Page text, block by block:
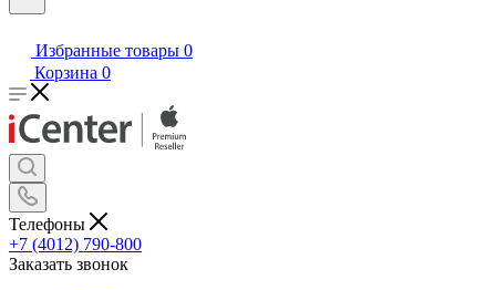
Избранные товары 0
Корзина 0
Телефоны
+7 (4012) 790-800
Заказать звонок